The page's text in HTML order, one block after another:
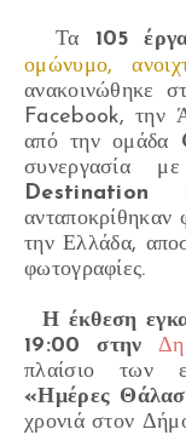
Τα 105
ομώνυμο,
ανακοινώθηκε
Facebook, την
από την ομάδα
συνεργασία
Destination
ανταποκρίθηκαν
την Ελλάδα,
φωτογραφίες.
Η έκθεση
19:00 στην
πλαίσιο των
«Ημέρες
χρονιά στον